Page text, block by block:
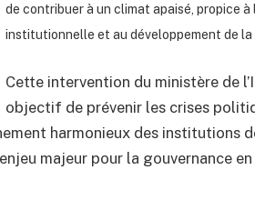
de contribuer à un climat apaisé, propice
institutionnelle et au développement de la
Cette intervention du ministère de
objectif de prévenir les crises
harmonieux des institutions
majeur pour la gouvernance